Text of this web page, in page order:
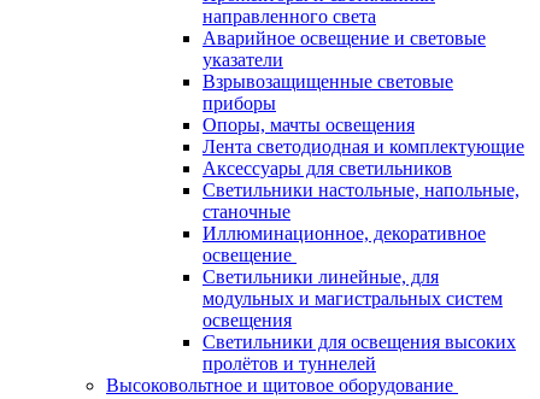
направленного света
Аварийное освещение и световые
указатели
Взрывозащищенные световые
приборы
Опоры, мачты освещения
Лента светодиодная и комплектующие
Аксессуары для светильников
Светильники настольные, напольные,
станочные
Иллюминационное, декоративное
освещение
Светильники линейные, для
модульных и магистральных систем
освещения
Светильники для освещения высоких
пролётов и туннелей
Высоковольтное и щитовое оборудование